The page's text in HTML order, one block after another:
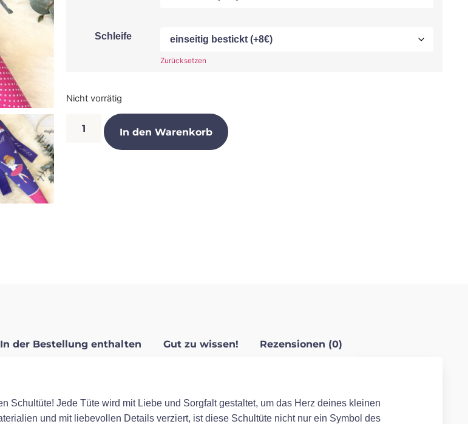
Schleife
Zurücksetzen
Nicht vorrätig
In den Warenkorb
In der Bestellung enthalten Gut zu wissen! Rezensionen (0)
Schultüte! Jede Tüte wird mit Liebe und Sorgfalt gestaltet, um das Herz deines kleinen
und mit liebevollen Details verziert, ist diese Schultüte nicht nur ein Symbol des